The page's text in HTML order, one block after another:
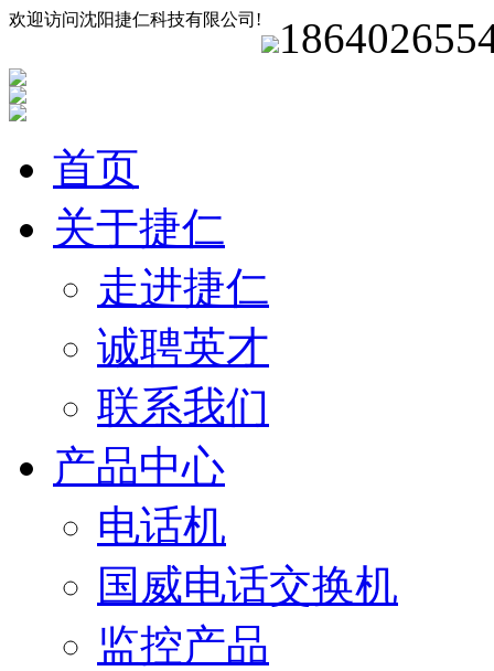
欢迎访问沈阳捷仁科技有限公司!
首页
关于捷仁
走进捷仁
诚聘英才
联系我们
产品中心
电话机
国威电话交换机
监控产品